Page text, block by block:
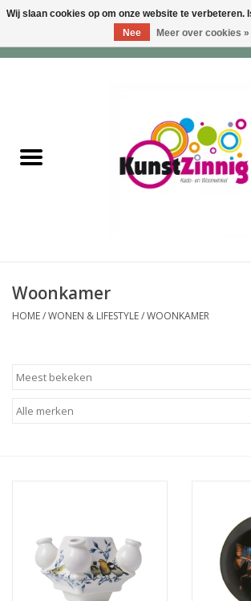
Wonen & Lifestyle
Tassen & Portemonnees
Kinderen
Sieraden
Hebbedingen
Woonkamer
HOME/WONEN & LIFESTYLE/WOONKAMER
Wij slaan cookies op om onze website te verbeteren.
Nee
Meer over cookies »